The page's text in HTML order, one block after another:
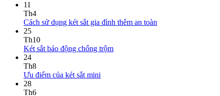
11
Th4
Cách sử dụng két sắt gia đình thêm an toàn
25
Th10
Két sắt báo động chống trộm
24
Th8
Ưu điểm của két sắt mini
28
Th6